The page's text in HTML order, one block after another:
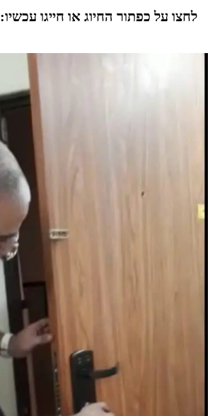
לחצו על כפתור החיוג או חייגו עכשיו: 050-554-6338